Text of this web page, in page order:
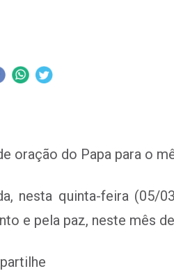
oração do Papa para o
nesta quinta-feira (05/
e pela paz, neste mês